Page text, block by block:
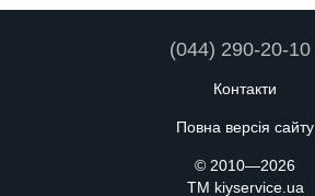
(044) 290-20-10
Контакти
Повна версія сайту
© 2010—2026
TM kiyservice.ua